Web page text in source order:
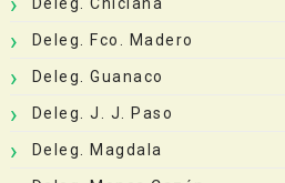
Deleg. Fco. Madero
Deleg. Guanaco
Deleg. J. J. Paso
Deleg. Magdala